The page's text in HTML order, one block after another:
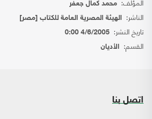
محمد كمال جعفر
الناشر: الهيئة المصرية العامة للكتاب [مصر]
تاريخ النشر: 4/6/2005 0:00
القسم: الأديان
اتصل بنا